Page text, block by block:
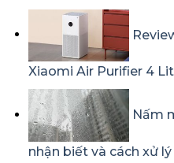
Xiaomi Air Purifier 4
Nấm
nhận biết và cách xử